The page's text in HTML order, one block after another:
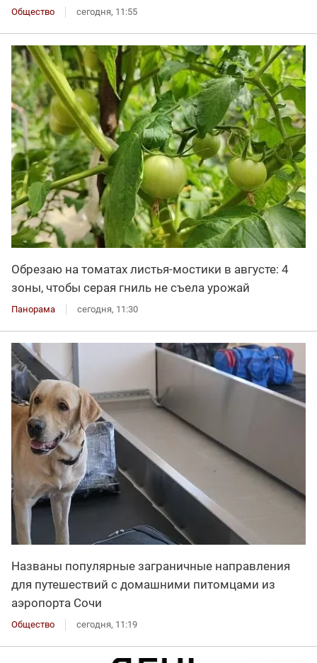
Общество сегодня, 11:55
Обрезаю на томатах листья-мостики в августе: 4
зоны, чтобы серая гниль не съела урожай
Панорама сегодня, 11:30
Названы популярные заграничные направления
для путешествий с домашними питомцами из
аэропорта Сочи
Общество сегодня, 11:19